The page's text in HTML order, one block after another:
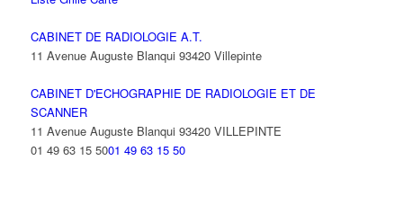
CABINET DE RADIOLOGIE A.T.
11 Avenue Auguste Blanqui 93420 Villepinte
CABINET D'ECHOGRAPHIE DE RADIOLOGIE ET DE
SCANNER
11 Avenue Auguste Blanqui 93420 VILLEPINTE
01 49 63 15 5001 49 63 15 50